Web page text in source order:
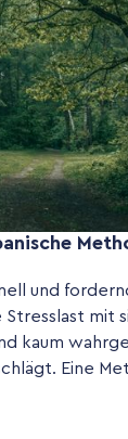
und
mit
kaum
Eine